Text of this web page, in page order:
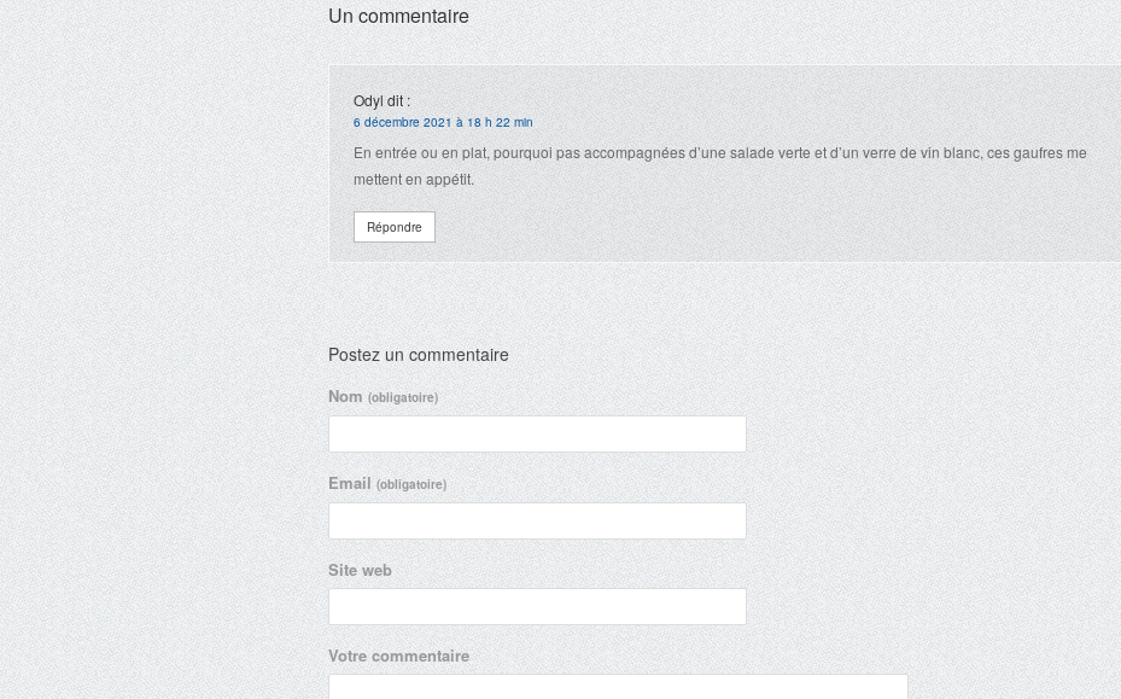
Un commentaire
Odyldit :
6 décembre 2021 à 18 h 22 min
En entrée ou en plat, pourquoi pas accompagnées d’une salade verte et d’un verre de vin blanc, ces gaufres me
mettent en appétit.
Répondre
Postez un commentaire
Nom(obligatoire)
Email(obligatoire)
Site web
Votre commentaire